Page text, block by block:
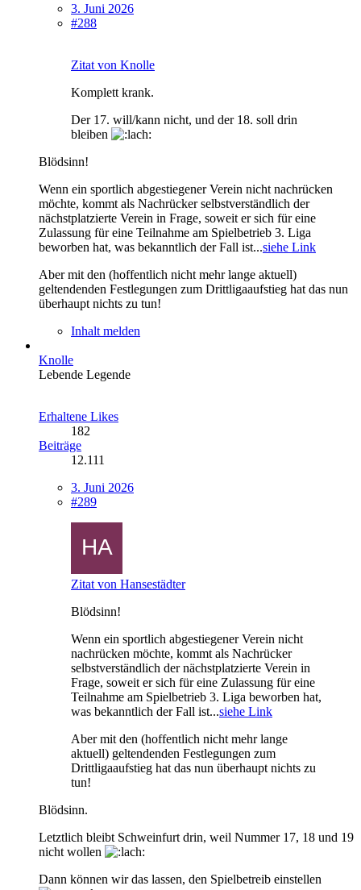
3. Juni 2026
#288
Zitat von Knolle
Komplett krank.
Der 17. will/kann nicht, und der 18. soll drin
bleiben
Blödsinn!
Wenn ein sportlich abgestiegener Verein nicht nachrücken
möchte, kommt als Nachrücker selbstverständlich der
nächstplatzierte Verein in Frage, soweit er sich für eine
Zulassung für eine Teilnahme am Spielbetrieb 3. Liga
beworben hat, was bekanntlich der Fall ist...siehe Link
Aber mit den (hoffentlich nicht mehr lange aktuell)
geltendenden Festlegungen zum Drittligaaufstieg hat das nun
überhaupt nichts zu tun!
Inhalt melden
Knolle
Lebende Legende
Erhaltene Likes
182
Beiträge
12.111
3. Juni 2026
#289
Zitat von Hansestädter
Blödsinn!
Wenn ein sportlich abgestiegener Verein nicht
nachrücken möchte, kommt als Nachrücker
selbstverständlich der nächstplatzierte Verein in
Frage, soweit er sich für eine Zulassung für eine
Teilnahme am Spielbetrieb 3. Liga beworben hat,
was bekanntlich der Fall ist...siehe Link
Aber mit den (hoffentlich nicht mehr lange
aktuell) geltendenden Festlegungen zum
Drittligaaufstieg hat das nun überhaupt nichts zu
tun!
Blödsinn.
Letztlich bleibt Schweinfurt drin, weil Nummer 17, 18 und 19
nicht wollen
Dann können wir das lassen, den Spielbetreib einstellen